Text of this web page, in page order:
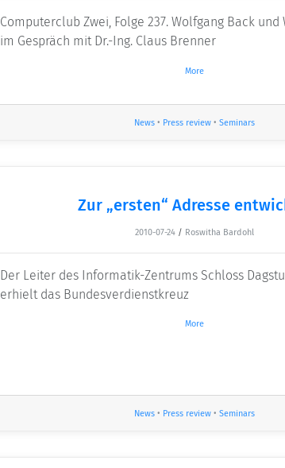
Computerclub Zwei, Folge 237. Wolfgang Back
im Gespräch mit Dr.-Ing. Claus Brenner
More
News • Press review • Seminars
Zur „ersten“ Adresse
2010-07-24 / Roswitha Bardohl
Der Leiter des Informatik-Zentrums Schloss
erhielt das Bundesverdienstkreuz
More
News • Press review • Seminars